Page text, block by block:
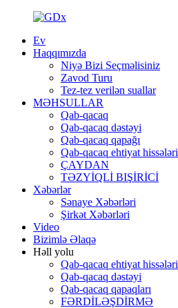
Ev
Haqqımızda
Niyə Bizi Seçməlisiniz
Zavod Turu
Tez-tez verilən suallar
MƏHSULLAR
Qab-qacaq
Qab-qacaq dəstəyi
Qab-qacaq qapağı
Qab-qacaq ehtiyat hissələri
ÇAYDAN
TƏZYİQLİ BIŞİRİCİ
Xəbərlər
Sənaye Xəbərləri
Şirkət Xəbərləri
Video
Bizimlə Əlaqə
Həll yolu
Qab-qacaq ehtiyat hissələri
Qab-qacaq dəstəyi
Qab-qacaq qapaqları
FƏRDİLƏŞDİRMƏ